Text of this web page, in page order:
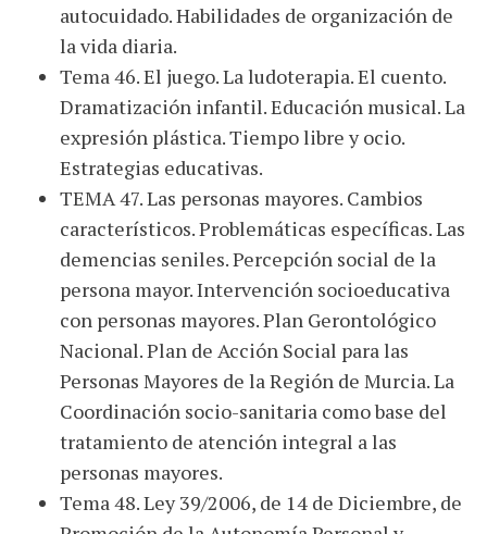
autocuidado. Habilidades de organización de
la vida diaria.
Tema 46. El juego. La ludoterapia. El cuento.
Dramatización infantil. Educación musical. La
expresión plástica. Tiempo libre y ocio.
Estrategias educativas.
TEMA 47. Las personas mayores. Cambios
característicos. Problemáticas específicas. Las
demencias seniles. Percepción social de la
persona mayor. Intervención socioeducativa
con personas mayores. Plan Gerontológico
Nacional. Plan de Acción Social para las
Personas Mayores de la Región de Murcia. La
Coordinación socio-sanitaria como base del
tratamiento de atención integral a las
personas mayores.
Tema 48. Ley 39/2006, de 14 de Diciembre, de